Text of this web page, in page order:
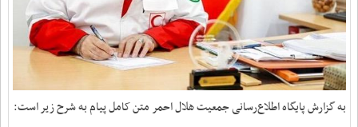
به گزارش پایگاه اطلاع‌رسانی جمعیت هلال احمر متن کامل پیام به شرح زیر است: